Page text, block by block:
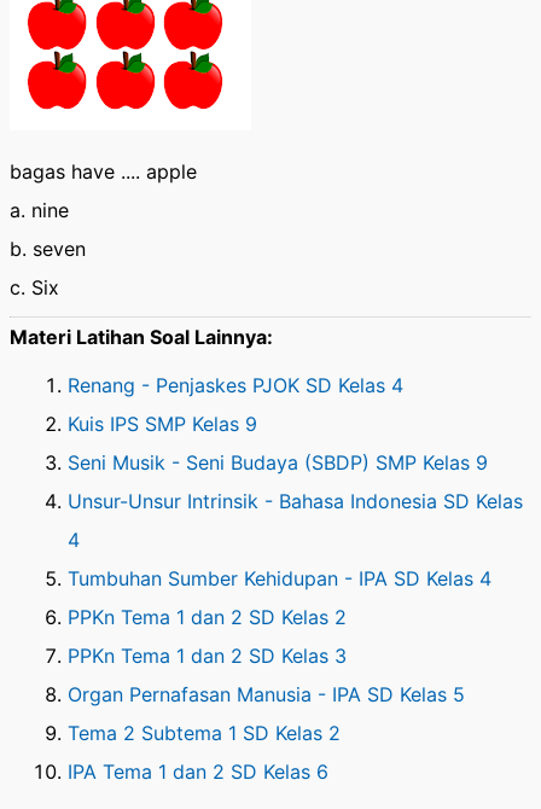
bagas have .... apple
a. nine
b. seven
c. Six
Materi Latihan Soal Lainnya:
Renang - Penjaskes PJOK SD Kelas 4
Kuis IPS SMP Kelas 9
Seni Musik - Seni Budaya (SBDP) SMP Kelas 9
Unsur-Unsur Intrinsik - Bahasa Indonesia SD Kelas
4
Tumbuhan Sumber Kehidupan - IPA SD Kelas 4
PPKn Tema 1 dan 2 SD Kelas 2
PPKn Tema 1 dan 2 SD Kelas 3
Organ Pernafasan Manusia - IPA SD Kelas 5
Tema 2 Subtema 1 SD Kelas 2
IPA Tema 1 dan 2 SD Kelas 6